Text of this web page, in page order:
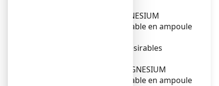
3. Comment prendre MAGNESIUM
OLIGOSOL, solution buvable en ampoule
4. Quels sont les effets indésirables
5. Comment conserver MAGNESIUM
OLIGOSOL, solution buvable en ampoule